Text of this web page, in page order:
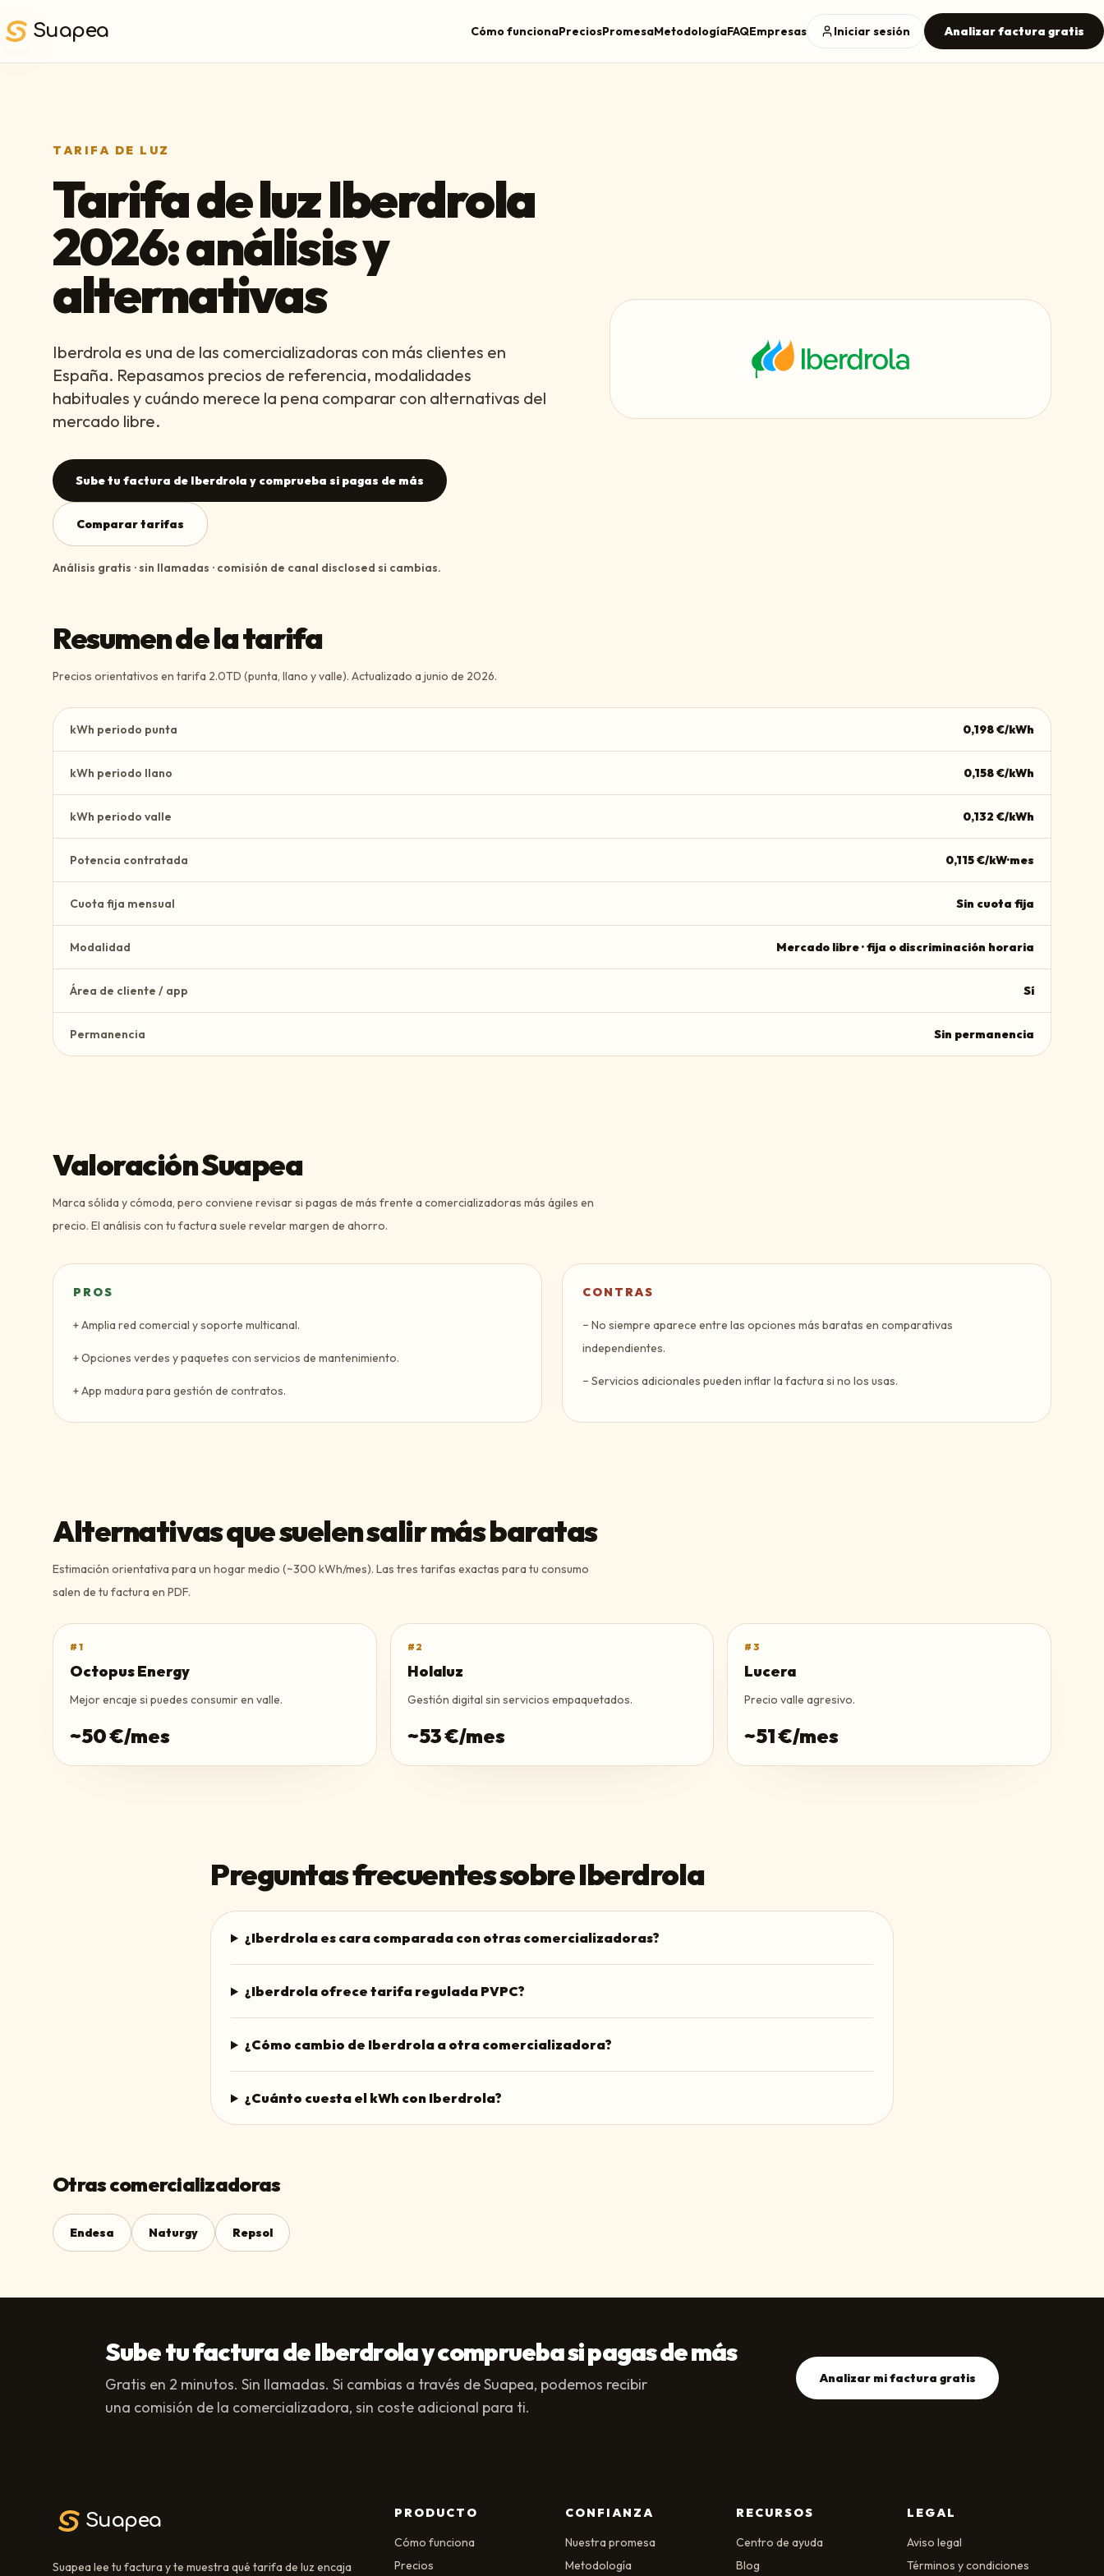
Suapea Cómo funcionaPreciosPromesaMetodologíaFAQEmpresas Iniciar sesión Analizar factura gratis
TARIFA DE LUZ
Tarifa de luz Iberdrola
2026: análisis y
alternativas
Iberdrola es una de las comercializadoras con más clientes en
España. Repasamos precios de referencia, modalidades
habituales y cuándo merece la pena comparar con alternativas del
mercado libre.
Sube tu factura de Iberdrola y comprueba si pagas de más
Comparar tarifas
Análisis gratis · sin llamadas · comisión de canal disclosed si cambias.
Resumen de la tarifa
Precios orientativos en tarifa 2.0TD (punta, llano y valle). Actualizado a junio de 2026.
kWh periodo punta 0,198€/kWh
kWh periodo llano 0,158€/kWh
kWh periodo valle 0,132 €/kWh
Potencia contratada 0,115€/kW·mes
Cuota fija mensual Sin cuota fija
Modalidad Mercado libre · fija o discriminación horaria
Área de cliente / app Sí
Permanencia Sin permanencia
Valoración Suapea
Marca sólida y cómoda, pero conviene revisar si pagas de más frente a comercializadoras más ágiles en
precio. El análisis con tu factura suele revelar margen de ahorro.
PROS
+Amplia red comercial y soporte multicanal.
+Opciones verdes y paquetes con servicios de mantenimiento.
+App madura para gestión de contratos.
CONTRAS
− No siempre aparece entre las opciones más baratas en comparativas
independientes.
− Servicios adicionales pueden inflar la factura si no los usas.
Alternativas que suelen salir más baratas
Estimación orientativa para un hogar medio (~300 kWh/mes). Las tres tarifas exactas para tu consumo
salen de tu factura en PDF.
# 1
Octopus Energy
Mejor encaje si puedes consumir en valle.
~50€/mes
# 2
Holaluz
Gestión digital sin servicios empaquetados.
~53€/mes
# 3
Lucera
Precio valle agresivo.
~51€/mes
Preguntas frecuentes sobreIberdrola
¿Iberdrola es cara comparada con otras comercializadoras?
¿Iberdrola ofrece tarifa regulada PVPC?
¿Cómo cambio de Iberdrola a otra comercializadora?
¿Cuánto cuesta el kWh con Iberdrola?
Otras comercializadoras
Endesa Naturgy Repsol
Sube tu factura de Iberdrola y comprueba si pagas de más
Gratis en 2 minutos. Sin llamadas. Si cambias a través de Suapea, podemos recibir
una comisión de la comercializadora, sin coste adicional para ti.
Analizar mi factura gratis
Suapea
Suapea lee tu factura y te muestra qué tarifa de luz encaja
PRODUCTO
Cómo funciona
Precios
CONFIANZA
Nuestra promesa
Metodología
RECURSOS
Centro de ayuda
Blog
LEGAL
Aviso legal
Términos y condiciones